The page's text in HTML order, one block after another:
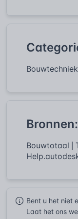
Bronnen:
Bouwtotaal
Bent u het niet
Laat het ons